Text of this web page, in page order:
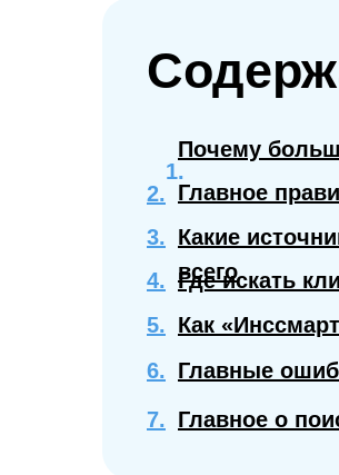
2. Главное
Почему
3. Какие
всего
4. Где искать
6. Главные
7. Главное о
5. Как